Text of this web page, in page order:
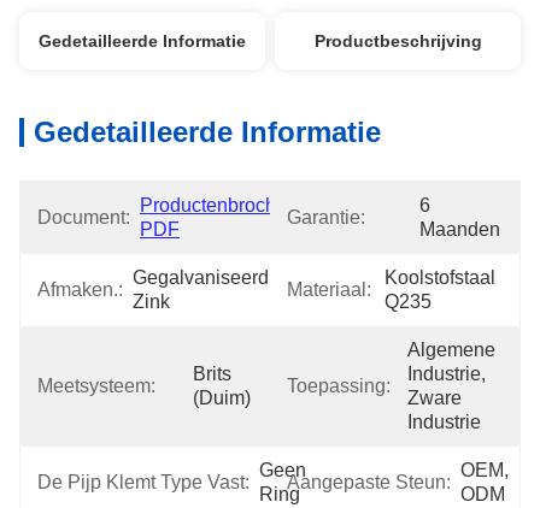
Gedetailleerde Informatie Productbeschrijving
Gedetailleerde Informatie
Document:
Productenbrochure
PDF
Garantie:
6
Maanden
Afmaken.:
Gegalvaniseerd
Zink
Materiaal:
Koolstofstaal
Q235
Meetsysteem:
Brits
(duim)
Toepassing:
Algemene
Industrie,
Zware
Industrie
De Pijp Klemt Type Vast:
Geen
Ring
Aangepaste Steun:
OEM,
ODM